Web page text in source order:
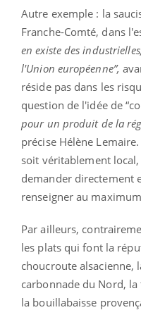
Autre exemple : la
Franche-Comté, dans
en existe des
l'Union européenne”,
réside pas dans les
question de l'idée de
pour un produit de la
précise Hélène
soit véritablement
demander directement
renseigner au
Par ailleurs,
les plats qui font la
choucroute alsacienne,
carbonnade du Nord,
la bouillabaisse